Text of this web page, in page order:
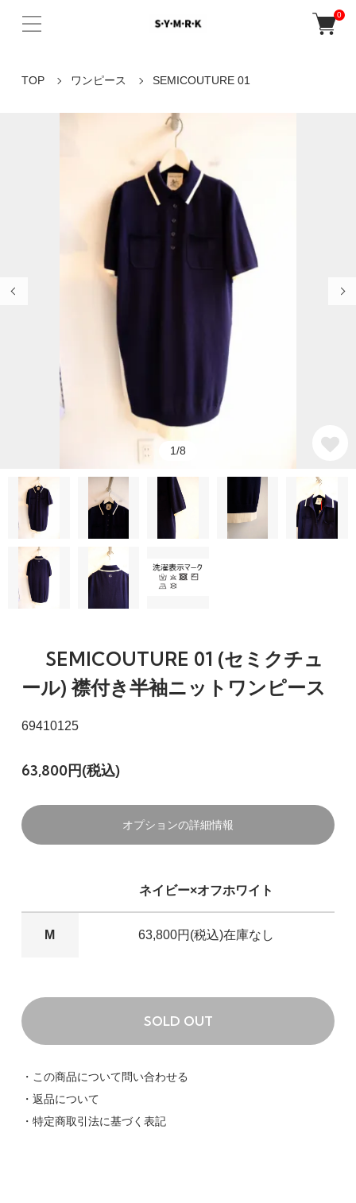
0
TOP ワンピース SEMICOUTURE 01
1/8
SEMICOUTURE 01 (セミクチュ
ール) 襟付き半袖ニットワンピース
69410125
63,800円(税込)
オプションの詳細情報
ネイビー×オフホワイト
M 63,800円(税込)在庫なし
SOLD OUT
・この商品について問い合わせる
・返品について
・特定商取引法に基づく表記